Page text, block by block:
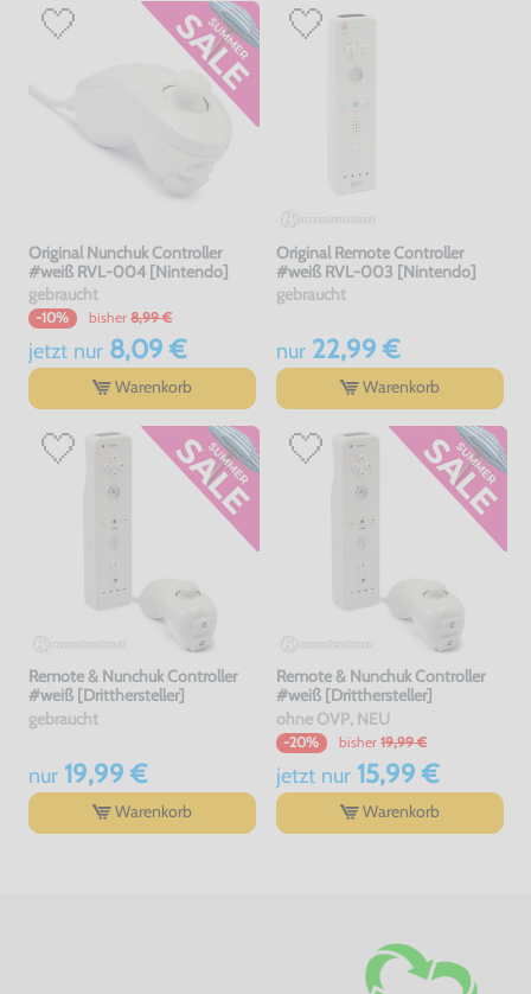
Original Nunchuk Controller
#weiß RVL-004 [Nintendo]
gebraucht
-10% bisher 8,99 €
jetzt nur8,09 €
Warenkorb
Original Remote Controller
#weiß RVL-003 [Nintendo]
gebraucht
nur22,99 €
Warenkorb
Remote & Nunchuk Controller
#weiß [Dritthersteller]
gebraucht
nur19,99 €
Warenkorb
Remote & Nunchuk Controller
#weiß [Dritthersteller]
ohne OVP, NEU
-20% bisher 19,99 €
jetzt nur15,99 €
Warenkorb